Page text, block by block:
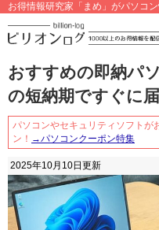
お得情報研究家「まめ」がパソコ
おすすめの即納パ
の短納期ですぐに届
パソコンやセキュリティソフトが
ン！ →パソコンクーポン特集
2025年10月10日 更新